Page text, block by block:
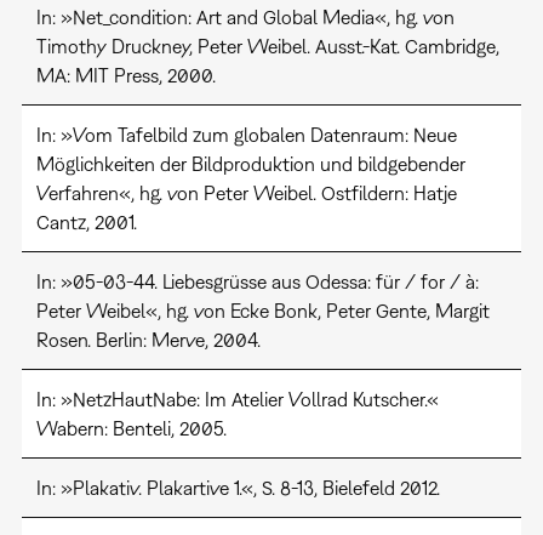
In: »Net_condition: Art and Global Media«, hg. von
Timothy Druckney, Peter Weibel. Ausst.-Kat. Cambridge,
MA: MIT Press, 2000.
In: »Vom Tafelbild zum globalen Datenraum: Neue
Möglichkeiten der Bildproduktion und bildgebender
Verfahren«, hg. von Peter Weibel. Ostfildern: Hatje
Cantz, 2001.
In: »05-03-44. Liebesgrüsse aus Odessa: für / for / à:
Peter Weibel«, hg. von Ecke Bonk, Peter Gente, Margit
Rosen. Berlin: Merve, 2004.
In: »NetzHautNabe: Im Atelier Vollrad Kutscher.«
Wabern: Benteli, 2005.
In: »Plakativ. Plakartive 1.«, S. 8-13, Bielefeld 2012.